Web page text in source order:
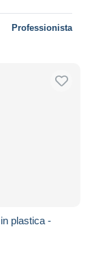
Professionista
plastica -